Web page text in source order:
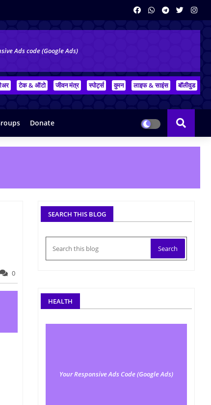
Ads code (Google Ads)
टेक & ऑटो जीवन मंत्र स्पोर्ट्स वुमन लाइफ & साइंस बॉलीवुड
Donate
0
SEARCH THIS BLOG
HEALTH
Your Responsive Ads Code (Google Ads)